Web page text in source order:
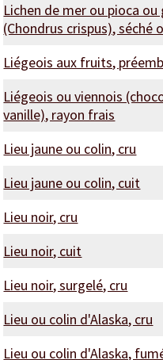
Lichen de mer ou pioca
(Chondrus crispus), séché
Liégeois aux fruits,
Liégeois ou viennois
vanille), rayon frais
Lieu jaune ou colin, cru
Lieu jaune ou colin, cuit
Lieu noir, cru
Lieu noir, cuit
Lieu noir, surgelé, cru
Lieu ou colin d'Alaska, cru
Lieu ou colin d'Alaska,